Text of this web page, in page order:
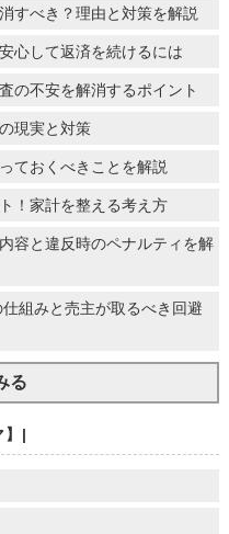
すべき？理由と対策を解説
心して返済を続けるには
の不安を解消するポイント
現実と対策
ておくべきことを解説
！家計を整える考え方
容と違反時のペナルティを解
組みと売主が取るべき回避
る
】|